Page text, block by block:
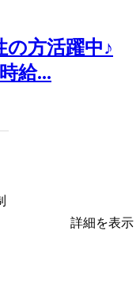
の方活躍中♪
給...
詳細を表示